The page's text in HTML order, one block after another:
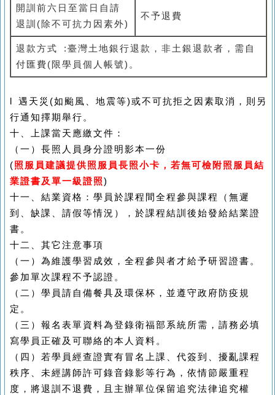
開訓前六日至當日自請
退訓 ( 除不可抗力因素外)
不予退費
退款方式 :臺灣土地銀行退款，非土銀退款者，需自
付匯費( 限學員個人帳號) 。
遇天災 (如颱風、地震等)或不可抗拒之因素取消，則另
行通知擇期舉行。
十、上課當天應繳文件：
（一）長照人員身分證明影本一份
(照服員建議提供照服員長照小卡，若無可檢附照服員結
業證書及單一級證照)
十一、結業資格：學員於課程間全程參與課程（無遲
到、缺課、請假等情況），於課程結訓後始發給結業證
書。
十二、其它注意事項
（一）為維護學習成效，全程參與者才給予研習證書。
參加單次課程不予認證。
（二）學員請自備餐具及環保杯，並遵守政府防疫規
定。
（三）報名表單資料為登錄衛福部系統所需，請務必填
寫學員正確及可聯絡的本人資料。
（四）若學員經查證實有冒名上課、代簽到、擾亂課程
秩序、未經講師許可錄音錄影等行為，依情節嚴重程
度，將退訓不退費，且主辦單位保留追究法律追究權